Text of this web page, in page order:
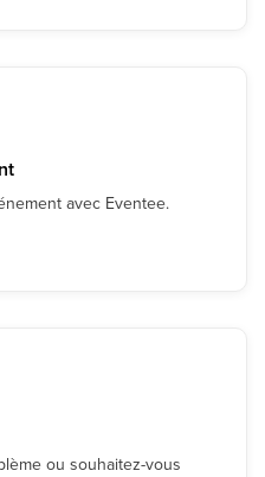
avec Eventee.
ou souhaitez-vous